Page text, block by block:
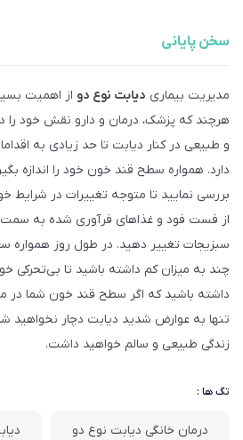
سخن پایانی
مدیریت بیماری دیابت نوع دو از اهمیت
هرچند که پزشک، درمان و دارو نقش خود را
و طبیعی در کنار دیابت تا حد زیادی به
دارد. همواره سطح قند خون خود را اندازه
بررسی نمایید تا متوجه تغییرات در شرایط
از فست فود و غذاهای فرآوری شده به سمت
سبزیجات تغییر دهید. در طول روز همواره
چند به میزان کم داشته باشید تا بی‌تحرکی
داشته باشید که اگر سطح قند خون شما در
تنها به عوارض شدید دیابت دچار نخواهید
زندگی طبیعی و سالم خواهید داشت.
تگ ها :
درمان خانگی دیابت نوع دو